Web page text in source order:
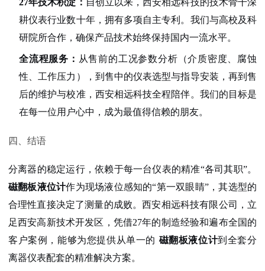
27年技术积淀： 自创立以来，西安相远科技的技术骨干深
耕仪表行业数十年，拥有多项自主专利。我们与高校及科
研院所合作，确保产品技术始终保持国内一流水平。
全流程服务： 从售前的工况参数分析（介质密度、腐蚀
性、工作压力），到售中的仪表选型与指导安装，再到售
后的维护与校准，西安相远科技全程陪伴。我们的目标是
在每一位用户心中，成为最值得信赖的朋友。
四、结语
分离器的稳定运行，依赖于每一台仪表的精准“各司其职”。
磁翻板液位计作为现场液位感知的“第一双眼睛”，其选型的
合理性直接决定了测量的成败。西安相远科技有限公司，立
足西安高新技术开发区，凭借27年的制造经验和遍布全国的
客户案例，能够为您提供从单一的 磁翻板液位计到全套分
离器仪表配套的精准解决方案。